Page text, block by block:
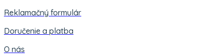
Reklamačný formulár
Doručenie a platba
O nás